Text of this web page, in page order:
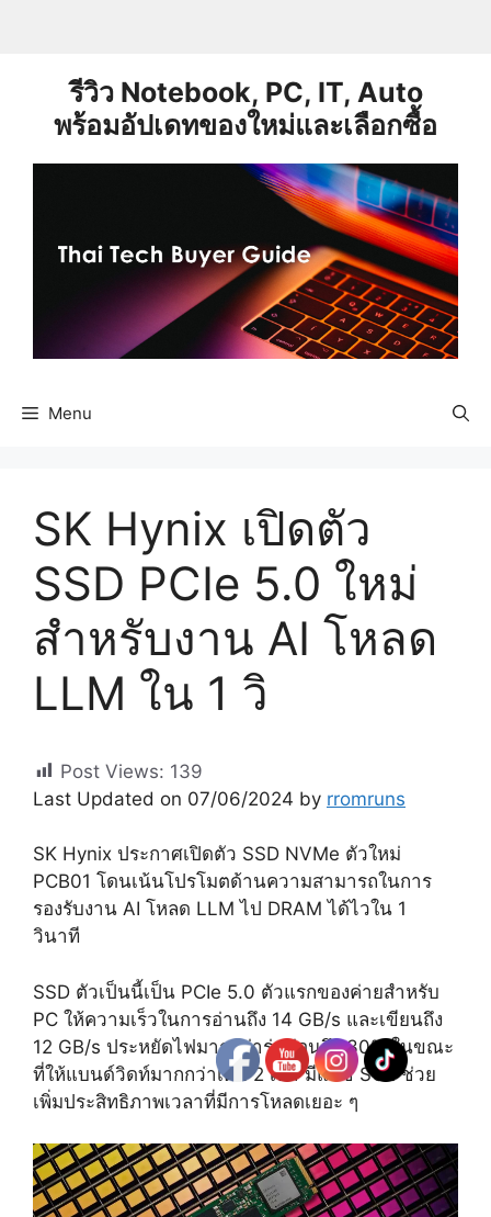
รีวิว Notebook, PC, IT, Auto
พร้อมอัปเดทของใหม่และเลือกซื้อ
Menu
SK Hynix เปิดตัว
SSD PCIe 5.0 ใหม่
สำหรับงาน AI โหลด
LLM ใน 1 วิ
Post Views: 139
Last Updated on 07/06/2024 by rromruns
SK Hynix ประกาศเปิดตัว SSD NVMe ตัวใหม่
PCB01 โดนเน้นโปรโมตด้านความสามารถในการ
รองรับงาน AI โหลด LLM ไป DRAM ได้ไวใน 1
วินาที
SSD ตัวเป็นนี้เป็น PCIe 5.0 ตัวแรกของค่ายสำหรับ
PC ให้ความเร็วในการอ่านถึง 14 GB/s และเขียนถึง
12 GB/s ประหยัดไฟมากกว่ารุ่นก่อนถึง 30% ในขณะ
ที่ให้แบนด์วิดท์มากกว่าเดิม 2 เท่า มีแคช SCL ช่วย
เพิ่มประสิทธิภาพเวลาที่มีการโหลดเยอะ ๆ